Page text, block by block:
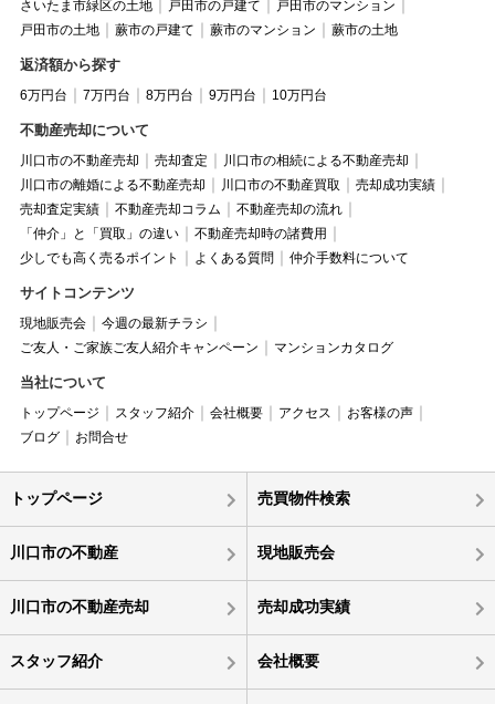
さいたま市緑区の土地
戸田市の戸建て
戸田市のマンション
戸田市の土地
蕨市の戸建て 蕨市のマンション 蕨市の土地
返済額から探す
6万円台 7万円台 8万円台 9万円台 10万円台
不動産売却について
川口市の不動産売却 売却査定
川口市の相続による不動産売却
川口市の離婚による不動産売却
川口市の不動産買取
売却成功実績
売却査定実績
不動産売却コラム
不動産売却の流れ
「仲介」と「買取」の違い
不動産売却時の諸費用
少しでも高く売るポイント
よくある質問 仲介手数料について
サイトコンテンツ
現地販売会
今週の最新チラシ
ご友人・ご家族ご友人紹介キャンペーン
マンションカタログ
当社について
トップページ スタッフ紹介 会社概要 アクセス
お客様の声
ブログ
お問合せ
トップページ 売買物件検索
川口市の不動産 現地販売会
川口市の不動産売却 売却成功実績
スタッフ紹介 会社概要